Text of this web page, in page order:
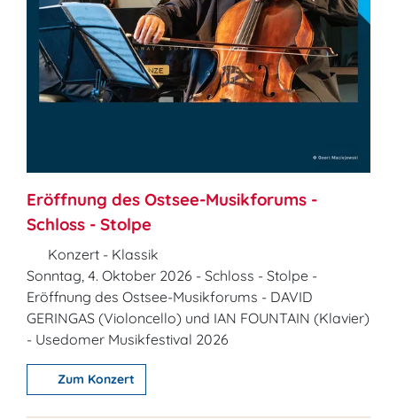
Eröffnung des Ostsee-Musikforums -
Schloss - Stolpe
Konzert - Klassik
Sonntag, 4. Oktober 2026 - Schloss - Stolpe -
Eröffnung des Ostsee-Musikforums - DAVID
GERINGAS (Violoncello) und IAN FOUNTAIN (Klavier)
- Usedomer Musikfestival 2026
Zum Konzert